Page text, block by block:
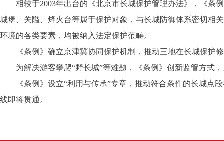
相较于2003年出台的《北京市长城保护管理办法》，《条例
城堡、关隘、烽火台等属于保护对象，与长城防御体系密切相
环境的各类要素，均被纳入法定保护范畴。
《条例》确立京津冀协同保护机制，推动三地在长城保护
为解决游客攀爬“野长城”等难题，《条例》创新监管方式，
《条例》设立“利用与传承”专章，推动符合条件的长城点段
线即将贯通。